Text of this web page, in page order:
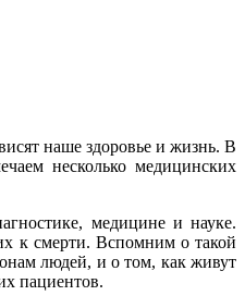
наше здоровье и жизнь. В
несколько медицинских
медицине и науке.
к смерти. Вспомним о такой
людей, и о том, как живут
пациентов.